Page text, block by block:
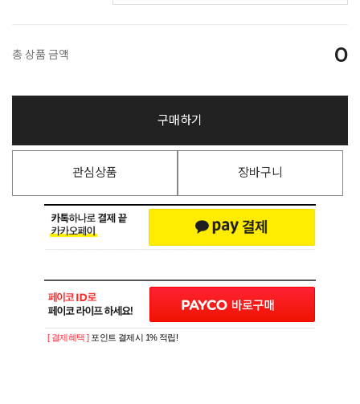
총 상품 금액 0
구매하기
관심상품 장바구니
[ 결제혜택 ] 포인트 결제시 1% 적립!